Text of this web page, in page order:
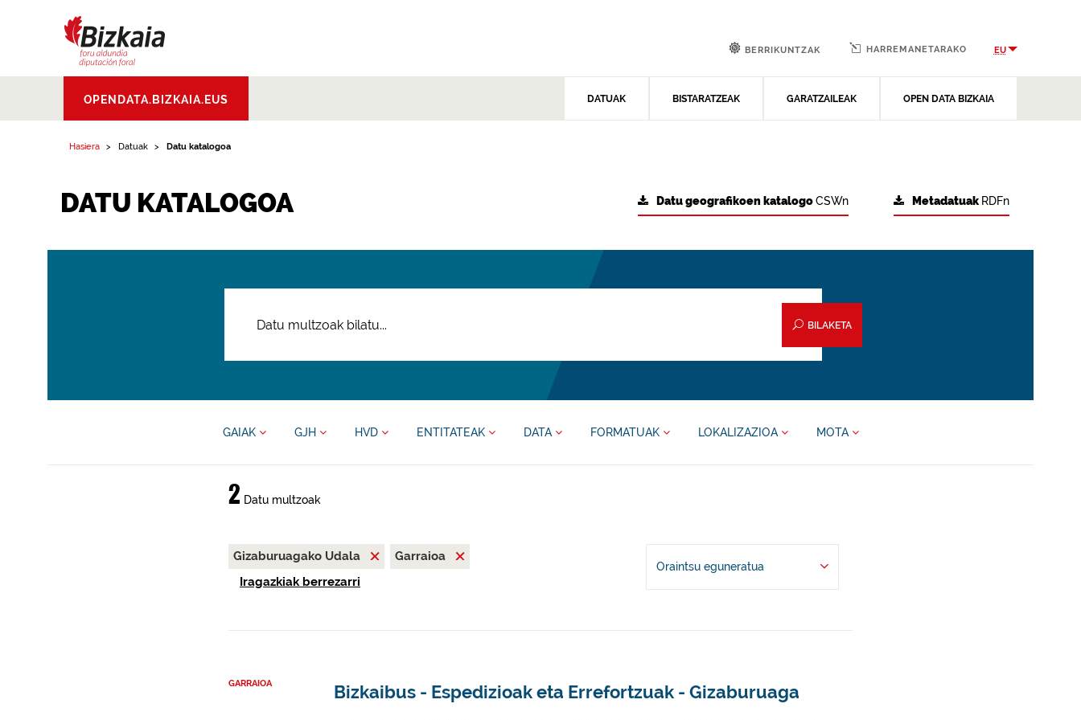
Aldundia.Diputacion
Foral de Bizkaia
OPENDATA.BIZKAIA.EUS DATUAK BISTARATZEAK GARATZAILEAK OPEN DATA BIZKAIA
BERRIKUNTZAK HARREMANETARAKO EU
Hasiera Datuak Datu katalogoa
DATU KATALOGOA Metadatuak RDFn
Datu geografikoen katalogoCSWn
BILAKETA
GAIAK GJH HVD ENTITATEAK DATA FORMATUAK LOKALIZAZIOA MOTA
2 Datu multzoak
Gizaburuagako Udala
Garraioa
Iragazkiak berrezarri
Oraintsu eguneratua
GARRAIOA Bizkaibus - Espedizioak eta Errefortzuak - Gizaburuaga